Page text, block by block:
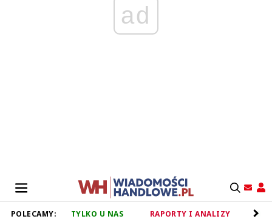
ad
POLECAMY: TYLKO U NAS RAPORTY I ANALIZY